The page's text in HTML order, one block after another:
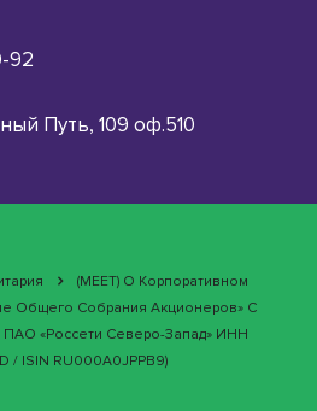
92
Путь, 109 оф.510
(MEET) О Корпоративном
Общего Собрания Акционеров» С
«Россети Северо-Запад» ИНН
/ ISIN RU000A0JPPB9)